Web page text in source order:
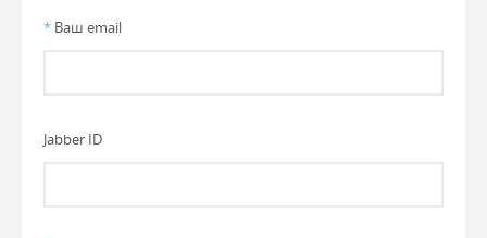
* Ваш email
Jabber ID